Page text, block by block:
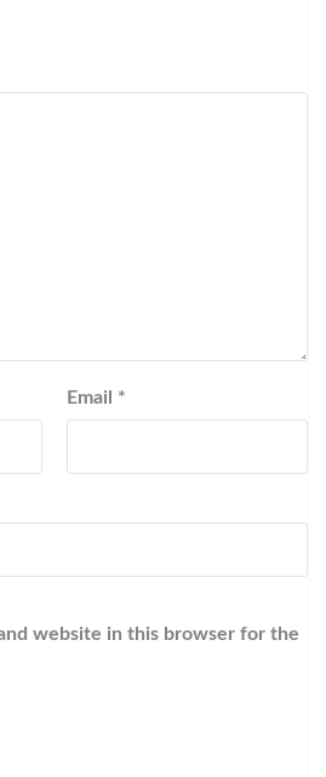
Email *
website in this browser for the